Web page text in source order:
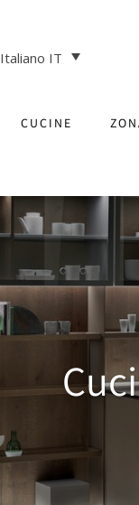
Italiano IT
CUCINE